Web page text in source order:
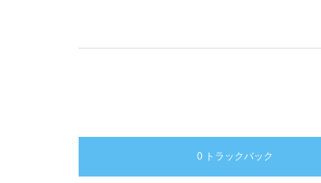
0 トラックバック